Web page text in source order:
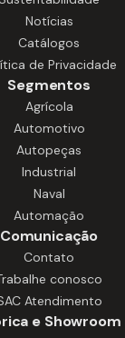
contínuo,
operação
umidade e
nossos
como
e outros
São
reduzem
desempenho.
Notícias
Catálogos
de Privacidade
Segmentos
Agrícola
Automotivo
Autopeças
Industrial
Naval
Automação
Comunicação
Contato
conosco
Atendimento
e Showroom